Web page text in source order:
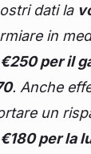
dati la
in
€250 per il
. Anche
un
€180 per la